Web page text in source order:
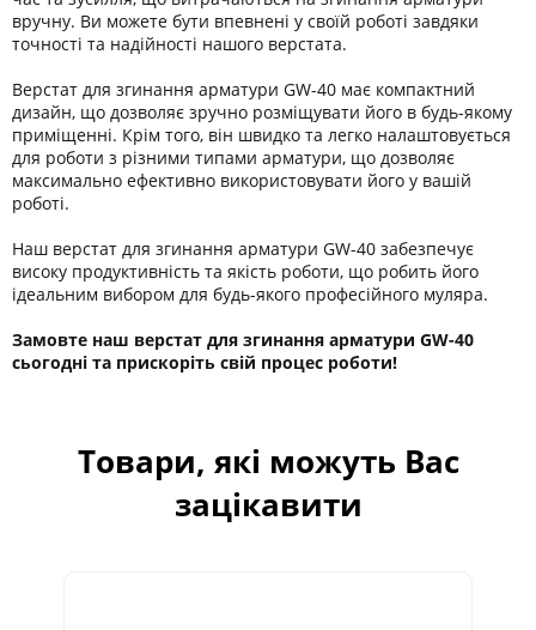
вручну. Ви можете бути впевнені у своїй роботі завдяки
точності та надійності нашого верстата.
Верстат для згинання арматури GW-40 має компактний
дизайн, що дозволяє зручно розміщувати його в будь-якому
приміщенні. Крім того, він швидко та легко налаштовується
для роботи з різними типами арматури, що дозволяє
максимально ефективно використовувати його у вашій
роботі.
Наш верстат для згинання арматури GW-40 забезпечує
високу продуктивність та якість роботи, що робить його
ідеальним вибором для будь-якого професійного муляра.
Замовте наш верстат для згинання арматури GW-40
сьогодні та прискоріть свій процес роботи!
Товари, які можуть Вас
зацікавити